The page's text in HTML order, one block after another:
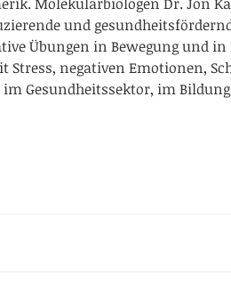
Molekularbiologen Dr. Jon
und
Übungen in Bewegung und in
negativen Emotionen,
Gesundheitssektor, im